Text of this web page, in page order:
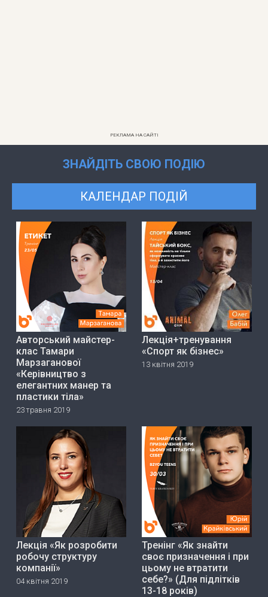
РЕКЛАМА НА САЙТІ
ЗНАЙДІТЬ СВОЮ ПОДІЮ
КАЛЕНДАР ПОДІЙ
Авторський майстер-
клас Тамари
Марзаганової
«Керівництво з
елегантних манер та
пластики тіла»
23 травня 2019
Лекція+тренування
«Спорт як бізнес»
13 квітня 2019
Лекція «Як розробити
робочу структуру
компанії»
04 квітня 2019
Тренінг «Як знайти
своє призначення і при
цьому не втратити
себе?» (Для підлітків
13-18 років)